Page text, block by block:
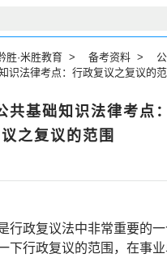
胜·米胜教育 备考资料
识法律考点：行政复议之复议的
共基础知识法律考点
议之复议的范围
行政复议法中非常重要的一
下行政复议的范围，在事